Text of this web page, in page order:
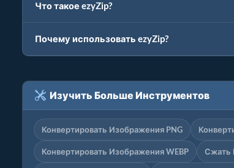
Что такое ezyZip?
Почему использовать ezyZip?
Изучить Больше Инструментов
Конвертировать Изображения PNG
Конвертировать Изображения WEBP Сжать